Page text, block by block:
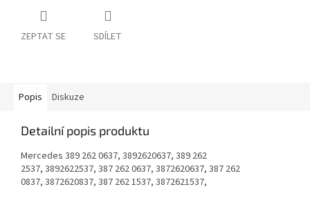
ZEPTAT SE SDÍLET
Popis Diskuze
Detailní popis produktu
Mercedes 389 262 0637, 3892620637, 389 262
2537, 3892622537, 387 262 0637, 3872620637, 387 262
0837, 3872620837, 387 262 1537, 3872621537,